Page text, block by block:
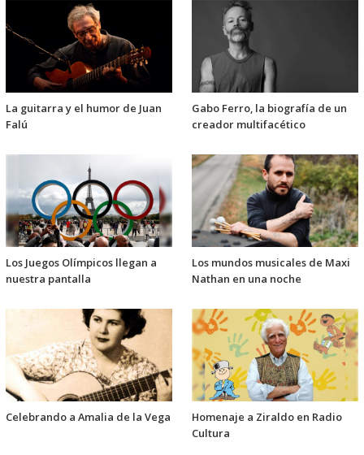
La guitarra y el humor de Juan
Falú
Gabo Ferro, la biografía de un
creador multifacético
Los Juegos Olímpicos llegan a
nuestra pantalla
Los mundos musicales de Maxi
Nathan en una noche
Celebrando a Amalia de la Vega
Homenaje a Ziraldo en Radio
Cultura